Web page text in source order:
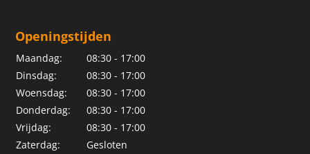
Openingstijden
Maandag:
08:30 - 17:00
Dinsdag:
08:30 - 17:00
Woensdag:
08:30 - 17:00
Donderdag:
08:30 - 17:00
Vrijdag:
08:30 - 17:00
Zaterdag:
Gesloten